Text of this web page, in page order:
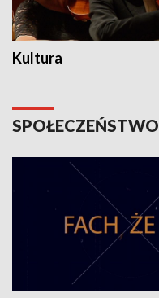
Kultura
SPOŁECZEŃSTWO